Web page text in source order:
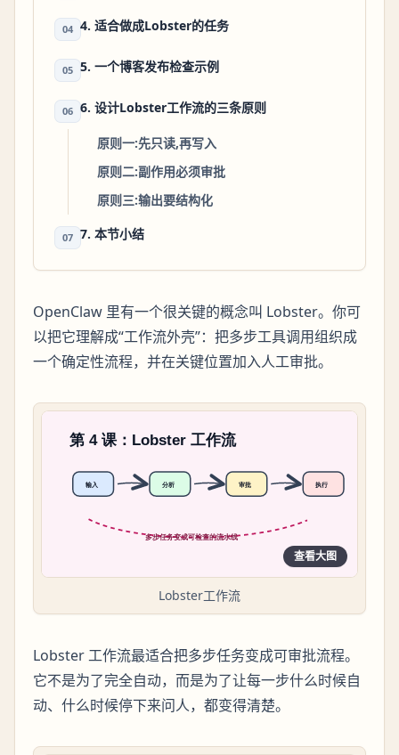
04 4. 适合做成Lobster的任务
05 5. 一个博客发布检查示例
06 6. 设计Lobster工作流的三条原则
原则一:先只读,再写入
原则二:副作用必须审批
原则三:输出要结构化
07 7. 本节小结
OpenClaw 里有一个很关键的概念叫 Lobster。你可
以把它理解成“工作流外壳”：把多步工具调用组织成
一个确定性流程，并在关键位置加入人工审批。
查看大图
Lobster工作流
Lobster 工作流最适合把多步任务变成可审批流程。
它不是为了完全自动，而是为了让每一步什么时候自
动、什么时候停下来问人，都变得清楚。